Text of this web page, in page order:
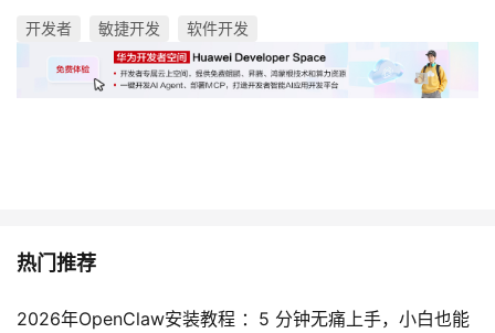
开发者 敏捷开发 软件开发
热门推荐
2026年OpenClaw安装教程 ：5 分钟无痛上手，小白也能